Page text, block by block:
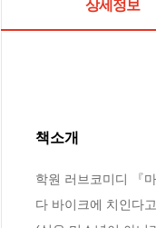
상세정보
책소개
학원 러브코미디 『
다 바이크에 치인다